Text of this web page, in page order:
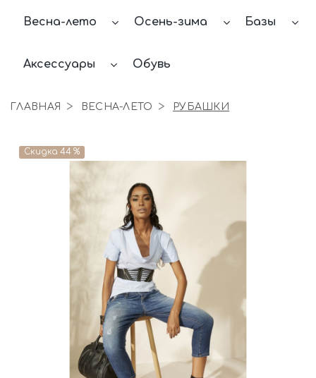
Весна-лето Осень-зима Базы
Аксессуары Обувь
ГЛАВНАЯ ВЕСНА-ЛЕТО РУБАШКИ
Скидка 44 %